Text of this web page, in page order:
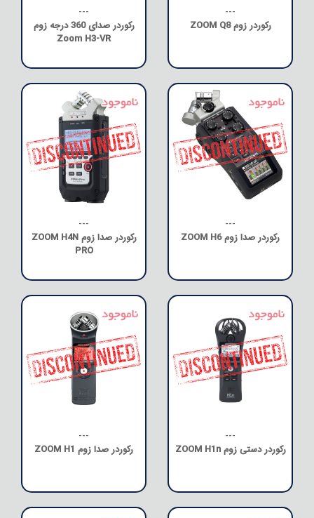
---
رکوردر زوم ZOOM Q8
---
رکوردر صدای 360 درجه زوم
Zoom H3-VR
---
رکوردر صدا زوم ZOOM H6
---
رکوردر صدا زوم ZOOM H4N
PRO
---
رکوردر دستی زوم ZOOM H1n
---
رکوردر صدا زوم ZOOM H1